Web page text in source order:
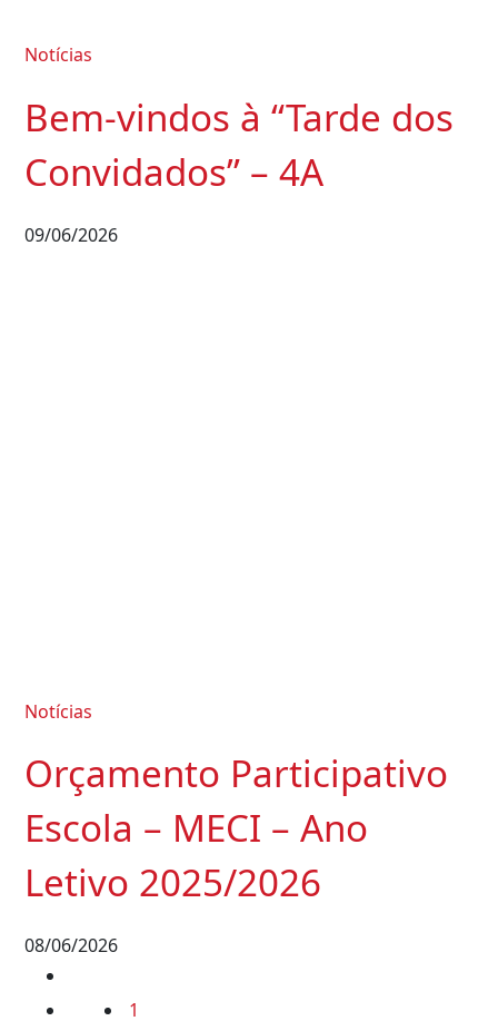
Notícias
Bem-vindos à “Tarde dos
Convidados” – 4A
09/06/2026
Notícias
Orçamento Participativo
Escola – MECI – Ano
Letivo 2025/2026
08/06/2026
Posts
1